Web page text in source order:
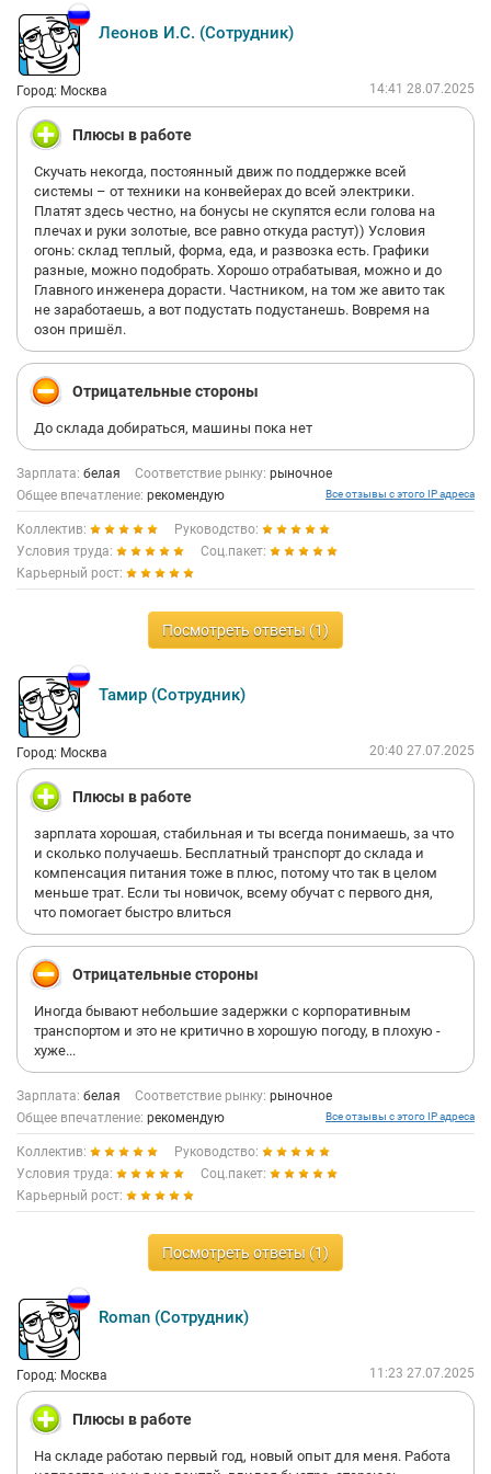
Леонов И.С. (Сотрудник)
Город: Москва 14:41 28.07.2025
Плюсы в работе
Скучать некогда, постоянный движ по поддержке всей
системы – от техники на конвейерах до всей электрики.
Платят здесь честно, на бонусы не скупятся если голова на
плечах и руки золотые, все равно откуда растут)) Условия
огонь: склад теплый, форма, еда, и развозка есть. Графики
разные, можно подобрать. Хорошо отрабатывая, можно и до
Главного инженера дорасти. Частником, на том же авито так
не заработаешь, а вот подустать подустанешь. Вовремя на
озон пришёл.
Отрицательные стороны
До склада добираться, машины пока нет
Зарплата: белая Соответствие рынку: рыночное
Общее впечатление: рекомендую Все отзывы с этого IP адреса
Коллектив:
Руководство:
Условия труда:
Соц.пакет:
Карьерный рост:
Посмотреть ответы (1)
Тамир (Сотрудник)
Город: Москва 20:40 27.07.2025
Плюсы в работе
зарплата хорошая, стабильная и ты всегда понимаешь, за что
и сколько получаешь. Бесплатный транспорт до склада и
компенсация питания тоже в плюс, потому что так в целом
меньше трат. Если ты новичок, всему обучат с первого дня,
что помогает быстро влиться
Отрицательные стороны
Иногда бывают небольшие задержки с корпоративным
транспортом и это не критично в хорошую погоду, в плохую -
хуже...
Зарплата: белая Соответствие рынку: рыночное
Общее впечатление: рекомендую Все отзывы с этого IP адреса
Коллектив:
Руководство:
Условия труда:
Соц.пакет:
Карьерный рост:
Посмотреть ответы (1)
Roman (Сотрудник)
Город: Москва 11:23 27.07.2025
Плюсы в работе
На складе работаю первый год, новый опыт для меня. Работа